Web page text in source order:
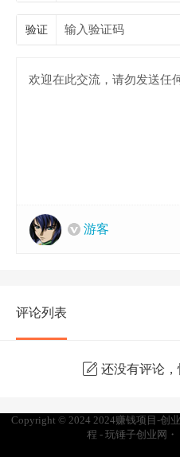
验证
游客
评论列表
还没有评论
Copyright © 2024 2024赚钱项目-创
程 - 玩锤子创业网 ・